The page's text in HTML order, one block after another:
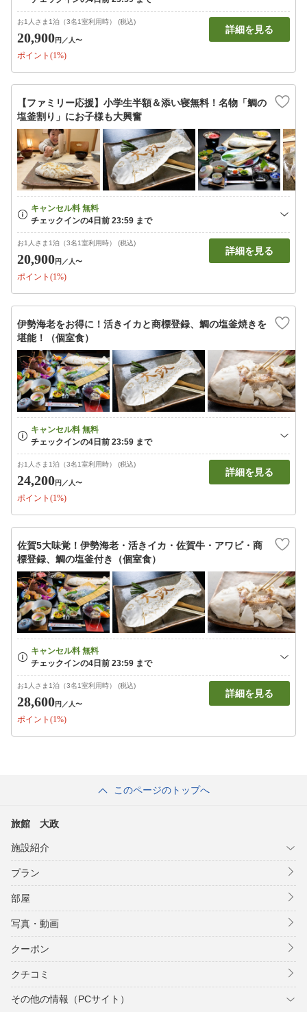
お1人さま1泊（3名1室利用時） (税込)
20,900円 ／人〜
ポイント(1%)
詳細を見る
【ファミリー応援】小学生半額＆添い寝無料！名物「鯛の
塩釜割り」にお子様も大興奮
お1人さま1泊（3名1室利用時） (税込)
20,900円 ／人〜
ポイント(1%)
詳細を見る
伊勢海老をお得に！活きイカと商標登録、鯛の塩釜焼きを
堪能！（個室食）
お1人さま1泊（3名1室利用時） (税込)
24,200円 ／人〜
ポイント(1%)
詳細を見る
佐賀5大味覚！伊勢海老・活きイカ・佐賀牛・アワビ・商
標登録、鯛の塩釜付き（個室食）
お1人さま1泊（3名1室利用時） (税込)
28,600円 ／人〜
ポイント(1%)
詳細を見る
このページのトップへ
旅館 大政
施設紹介
プラン
部屋
写真・動画
クーポン
クチコミ
その他の情報（PCサイト）